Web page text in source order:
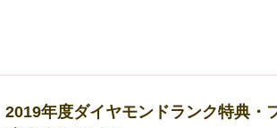
2019年度ダイヤモンドランク特典・